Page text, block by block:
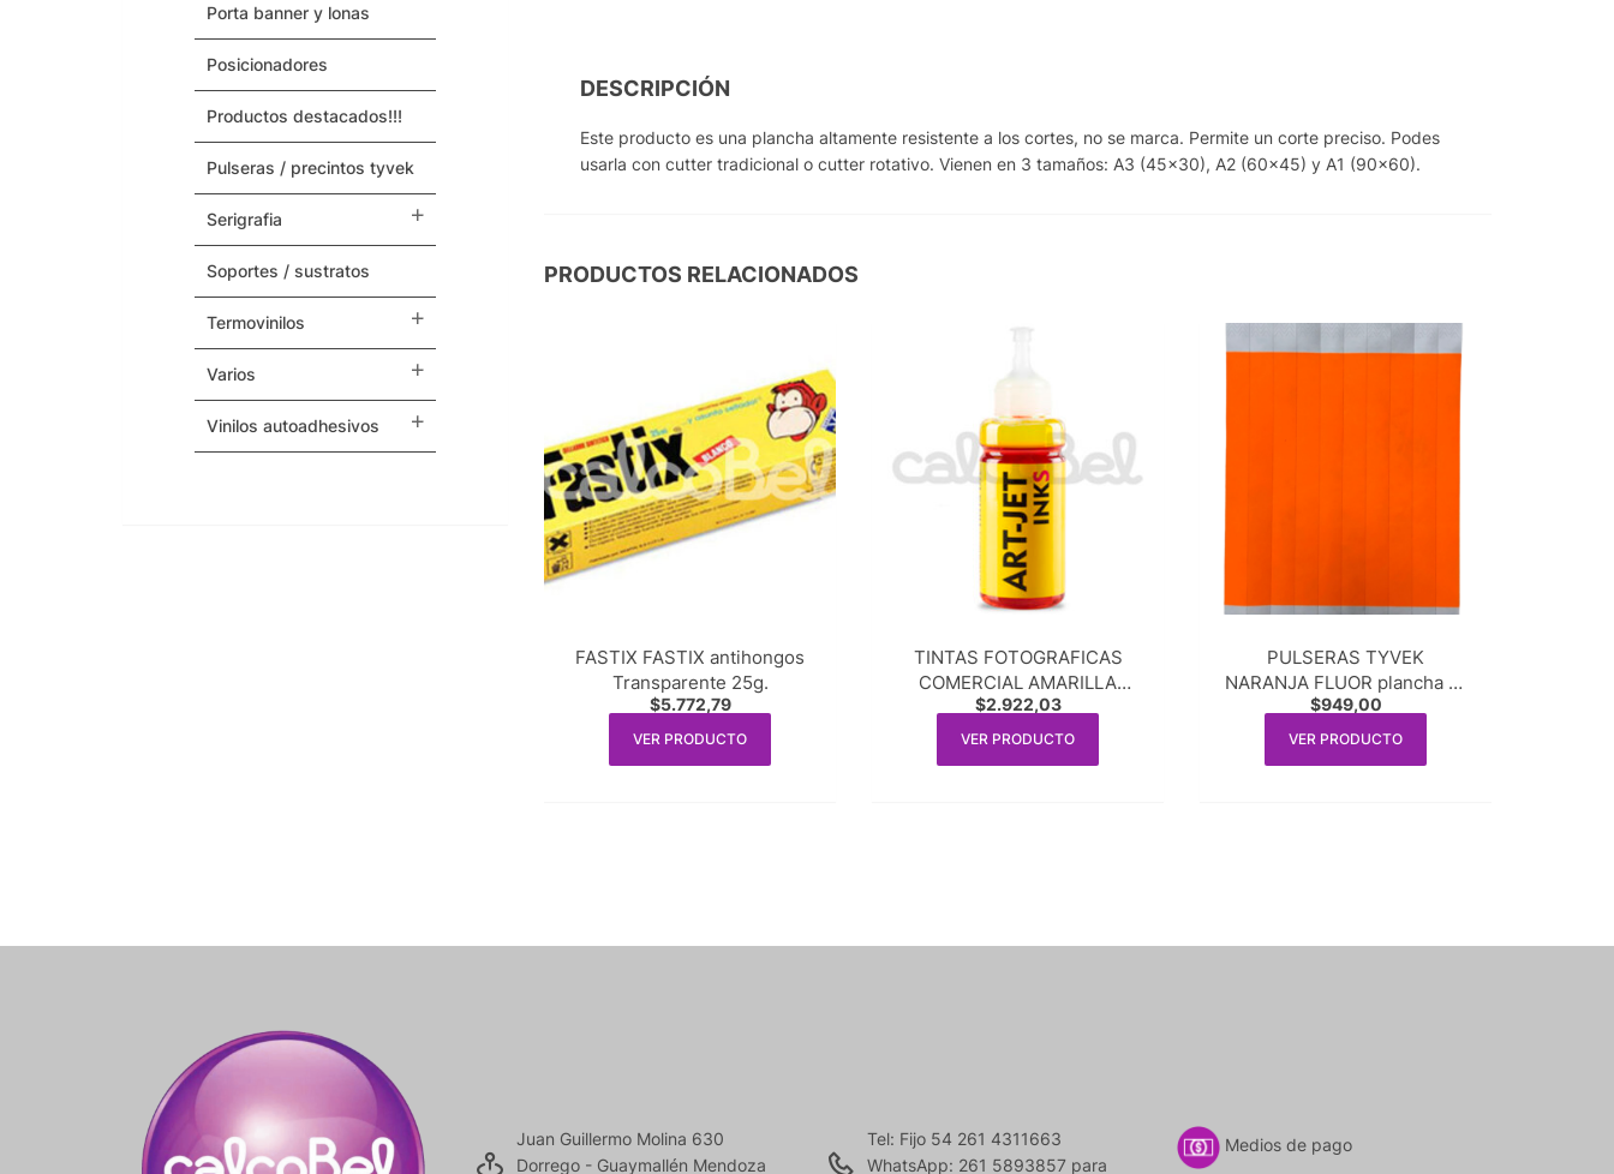
Soporte / Sustratos
Serigrafia
Maquinas y Repuestos
DESCRIPCIÓN
Este producto es una plancha altamente resistente a los cortes, no se marca. Permite un corte preciso. Podes
usarla con cutter tradicional o cutter rotativo. Vienen en 3 tamaños: A3 (45×30), A2 (60×45) y A1 (90×60).
PRODUCTOS RELACIONADOS
FASTIX FASTIX antihongos
Transparente 25g.
$5.772,79
VER PRODUCTO
TINTAS FOTOGRAFICAS
COMERCIAL AMARILLA
ART-JET inks x 100 ml.
$2.922,03
VER PRODUCTO
PULSERAS TYVEK
NARANJA FLUOR plancha 10
unid.
$949,00
VER PRODUCTO
porta banner y lonas
posicionadores
productos destacados!!!
pulseras / precintos tyvek
serigrafia
soportes / sustratos
termovinilos
varios
vinilos autoadhesivos
Juan Guillermo Molina 630
Dorrego - Guaymallén Mendoza
Tel: Fijo 54 261 4311663
WhatsApp: 261 5893857 para
Medios de pago